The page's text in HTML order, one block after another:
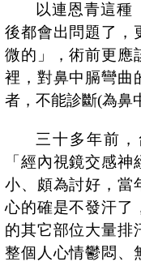
以連恩青這種
後都會出問題了，
微的」，術前更應
裡，對鼻中膈彎曲
者，不能診斷(為鼻
三十多年前
「經內視鏡交感
小、頗為討好，當
心的確是不發汗了
的其它部位大量排
整個人心情鬱悶、